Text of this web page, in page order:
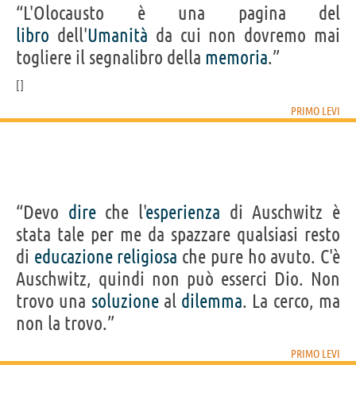
“L'Olocausto è una pagina del
libro dell'Umanità da cui non dovremo mai
togliere il segnalibro della memoria.”
PRIMO LEVI
“Devo direche l'esperienza di Auschwitz è
stata tale per me da spazzare qualsiasi resto
di educazione religiosa che pure ho avuto. C'è
Auschwitz, quindi non può esserci Dio. Non
trovo una soluzioneal dilemma. La cerco, ma
non la trovo.”
PRIMO LEVI